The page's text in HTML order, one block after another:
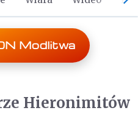
Modlitwa
Hieronimitów